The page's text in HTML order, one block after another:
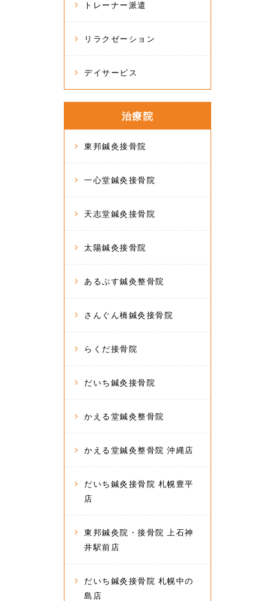
トレーナー派遣
リラクゼーション
デイサービス
治療院
東邦鍼灸接骨院
一心堂鍼灸接骨院
天志堂鍼灸接骨院
太陽鍼灸接骨院
あるぷす鍼灸整骨院
さんぐん橋鍼灸接骨院
らくだ接骨院
だいち鍼灸接骨院
かえる堂鍼灸整骨院
かえる堂鍼灸整骨院 沖縄店
だいち鍼灸接骨院 札幌豊平
店
東邦鍼灸院・接骨院 上石神
井駅前店
だいち鍼灸接骨院 札幌中の
島店